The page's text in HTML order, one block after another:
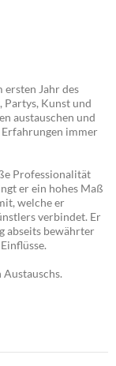
ersten Jahr des
Partys, Kunst und
austauschen und
immer
Professionalität
er ein hohes Maß
welche er
verbindet. Er
abseits bewährter